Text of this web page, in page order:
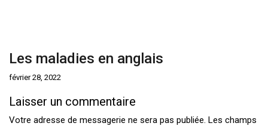
Les maladies en anglais
février 28, 2022
Laisser un commentaire
Votre adresse de messagerie ne sera pas publiée. Les champs